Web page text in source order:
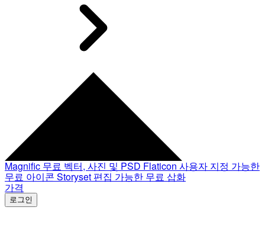
Magnific 무료 벡터, 사진 및 PSD Flaticon 사용자 지정 가능한
무료 아이콘 Storyset 편집 가능한 무료 삽화
가격
로그인